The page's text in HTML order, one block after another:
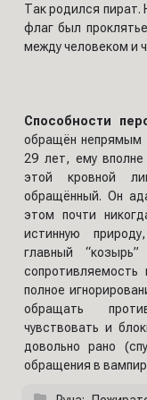
Так родился пират.
флаг был
между человеком и
Способности
обращён непрямым
29 лет, ему
этой кровной
обращённый. Он
этом почти
истинную
главный
полное
обращать
чувствовать и
довольно рано
обращения в